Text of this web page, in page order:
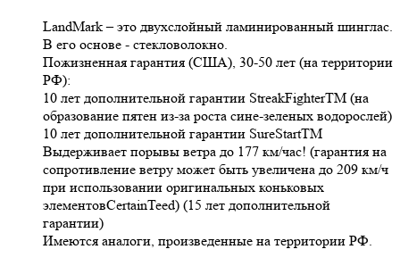
LandMark – это двухслойный ламинированный шинглас.
В его основе - стекловолокно.
Пожизненная гарантия (США), 30-50 лет (на территории
РФ):
10 лет дополнительной гарантии StreakFighterTM (на
образование пятен из-за роста сине-зеленых водорослей)
10 лет дополнительной гарантии SureStartTM
Выдерживает порывы ветра до 177 км/час! (гарантия на
сопротивление ветру может быть увеличена до 209 км/ч
при использовании оригинальных коньковых
элементовCertainTeed) (15 лет дополнительной
гарантии)
Имеются аналоги, произведенные на территории РФ.